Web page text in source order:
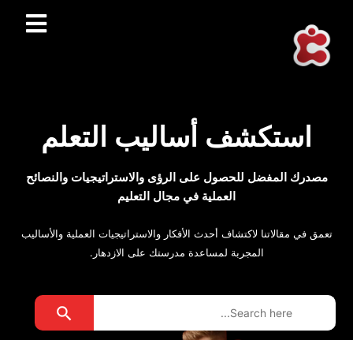
استكشف أساليب التعلم
مصدرك المفضل للحصول على الرؤى والاستراتيجيات والنصائح
العملية في مجال التعليم
تعمق في مقالاتنا لاكتشاف أحدث الأفكار والاستراتيجيات العملية والأساليب
المجربة لمساعدة مدرستك على الازدهار.
Search
Search Button